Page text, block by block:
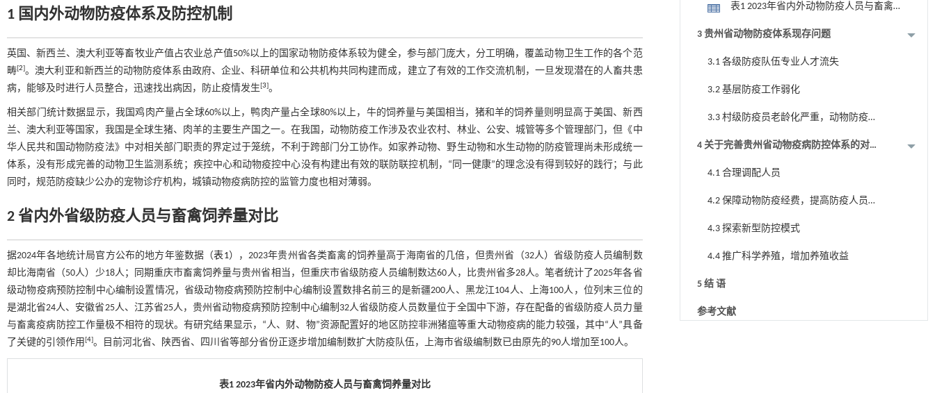
1 国内外动物防疫体系及防控机制
英国、新西兰、澳大利亚等畜牧业产值占农业总产值50%以上的国家动物防疫体系较为健全，参与部门庞大，分工明确，覆盖动物卫生工作的各个范
畴[2]。澳大利亚和新西兰的动物防疫体系由政府、企业、科研单位和公共机构共同构建而成，建立了有效的工作交流机制，一旦发现潜在的人畜共患
病，能够及时进行人员整合，迅速找出病因，防止疫情发生[3]。
相关部门统计数据显示，我国鸡肉产量占全球60%以上，鸭肉产量占全球80%以上，牛的饲养量与美国相当，猪和羊的饲养量则明显高于美国、新西
兰、澳大利亚等国家，我国是全球生猪、肉羊的主要生产国之一。在我国，动物防疫工作涉及农业农村、林业、公安、城管等多个管理部门，但《中
华人民共和国动物防疫法》中对相关部门职责的界定过于笼统，不利于跨部门分工协作。如家养动物、野生动物和水生动物的防疫管理尚未形成统一
体系，没有形成完善的动物卫生监测系统；疾控中心和动物疫控中心没有构建出有效的联防联控机制，“同一健康”的理念没有得到较好的践行；与此
同时，规范防疫缺少公办的宠物诊疗机构，城镇动物疫病防控的监管力度也相对薄弱。
2 省内外省级防疫人员与畜禽饲养量对比
据2024年各地统计局官方公布的地方年鉴数据（表1），2023年贵州省各类畜禽的饲养量高于海南省的几倍，但贵州省（32人）省级防疫人员编制数
却比海南省（50人）少18人；同期重庆市畜禽饲养量与贵州省相当，但重庆市省级防疫人员编制数达60人，比贵州省多28人。笔者统计了2025年各省
级动物疫病预防控制中心编制设置情况，省级动物疫病预防控制中心编制设置数排名前三的是新疆200人、黑龙江104人、上海100人，位列末三位的
是湖北省24人、安徽省25人、江苏省25人，贵州省动物疫病预防控制中心编制32人省级防疫人员数量位于全国中下游，存在配备的省级防疫人员力量
与畜禽疫病防控工作量极不相符的现状。有研究结果显示，“人、财、物”资源配置好的地区防控非洲猪瘟等重大动物疫病的能力较强，其中“人”具备
了关键的引领作用 [4]。目前河北省、陕西省、四川省等部分省份正逐步增加编制数扩大防疫队伍，上海市省级编制数已由原先的90人增加至100人。
表1 2023年省内外动物防疫人员与畜禽饲养量对比
表1 2023年省内外动物防疫人员与畜禽
饲养量对比
3 贵州省动物防疫体系现存问题
3.1 各级防疫队伍专业人才流失
3.2 基层防疫工作弱化
3.3 村级防疫员老龄化严重，动物防疫
经费保障困难
4 关于完善贵州省动物疫病防控体系的对
4.1 合理调配人员
4.2 保障动物防疫经费，提高防疫人员
4.3 探索新型防控模式
4.4 推广科学养殖，增加养殖收益
5 结 语
参考文献